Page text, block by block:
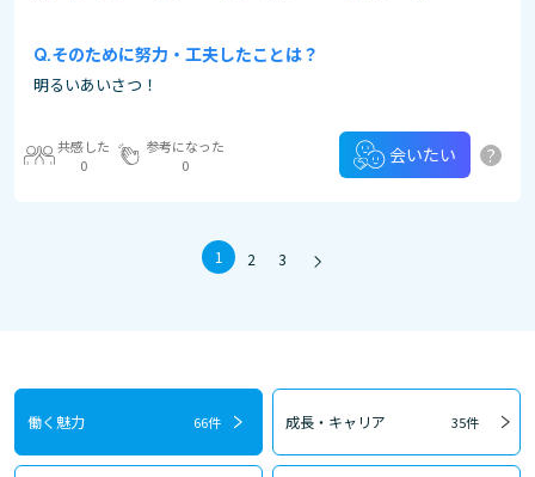
そのために努力・工夫したことは？
明るいあいさつ！
共感した
0
参考になった
0
会いたい ?
1 2 3
働く魅力 66件 成長・キャリア 35件